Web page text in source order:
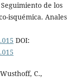
de los
isquémica. Anales
DOI:
C.,